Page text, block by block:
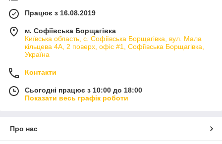
Працює з 16.08.2019
м. Софіївська Борщагівка
Київська область, с. Софіївська Борщагівка, вул. Мала
кільцева 4А, 2 поверх, офіс #1, Софіївська Борщагівка,
Україна
Контакти
Сьогодні працює з 10:00 до 18:00
Показати весь графік роботи
Про нас